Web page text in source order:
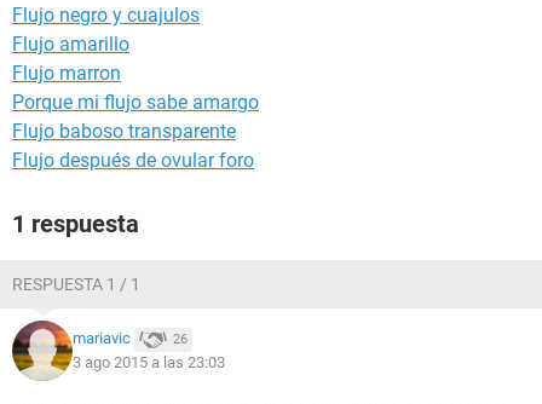
Flujo negro y cuajulos
Flujo amarillo
Flujo marron
Porque mi flujo sabe amargo
Flujo baboso transparente
Flujo después de ovular foro
1 respuesta
RESPUESTA 1 / 1
mariavic 26
3 ago 2015 a las 23:03